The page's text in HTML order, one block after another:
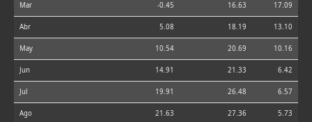
Mar -0.45 16.63 17.09
Abr 5.08 18.19 13.10
May 10.54 20.69 10.16
Jun 14.91 21.33 6.42
Jul 19.91 26.48 6.57
Ago 21.63 27.36 5.73